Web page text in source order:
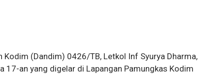
Kodim (Dandim) 0426/TB, Letkol Inf Syurya Dharma,
17-an yang digelar di Lapangan Pamungkas Kodim